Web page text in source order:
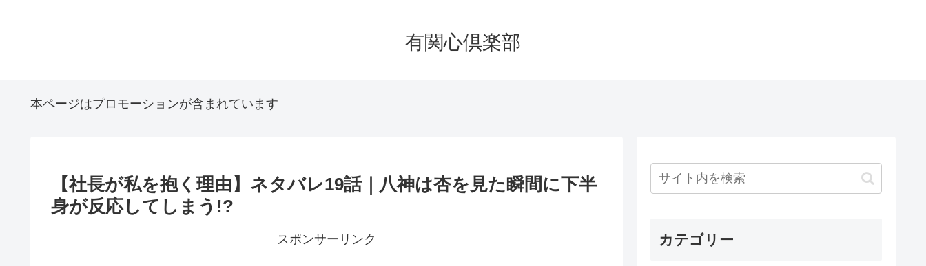
有関心倶楽部
本ページはプロモーションが含まれています
【社長が私を抱く理由】ネタバレ19話｜八神は杏を見た瞬間に下半
身が反応してしまう!?
スポンサーリンク カテゴリー